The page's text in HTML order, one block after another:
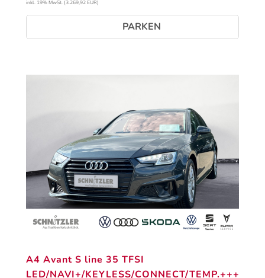
inkl. 19% MwSt. (3.269,92 EUR)
PARKEN
A4 Avant S line 35 TFSI
LED/NAVI+/KEYLESS/CONNECT/TEMP.+++